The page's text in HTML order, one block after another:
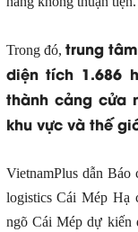
Trong đó, trung
diện tích 1.686
thành cảng cửa
khu vực và thế
VietnamPlus dẫn
logistics Cái Mép Hạ
ngõ Cái Mép dự kiến